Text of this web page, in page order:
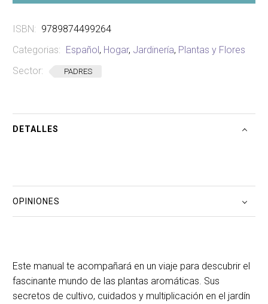
ISBN: 9789874499264
Categorias:
Español , Hogar, Jardinería, Plantas y Flores
Sector:
PADRES
DETALLES
OPINIONES
Este manual te acompañará en un viaje para descubrir el
fascinante mundo de las plantas aromáticas. Sus
secretos de cultivo, cuidados y multiplicación en el jardín